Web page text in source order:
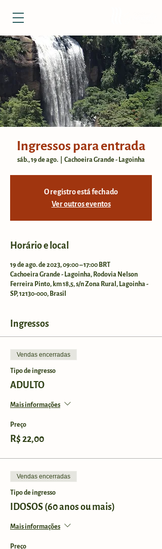
Ingressos para entrada
sáb., 19 de ago. Cachoeira Grande - Lagoinha
O registro está fechado
Ver outros eventos
Horário e local
19 de ago. de 2023, 09:00 – 17:00 BRT
Cachoeira Grande - Lagoinha, Rodovia Nelson
Ferreira Pinto, km 18,5, s/n Zona Rural, Lagoinha -
SP, 12130-000, Brasil
Ingressos
Vendas encerradas
Tipo de ingresso
ADULTO
Mais informações
Preço
R$ 22,00
Vendas encerradas
Tipo de ingresso
IDOSOS (60 anos ou mais)
Mais informações
Preço